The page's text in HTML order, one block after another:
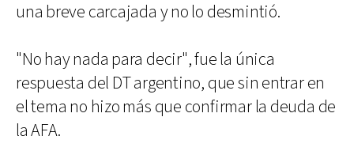
una breve carcajada y no lo desmintió.
"No hay nada para decir", fue la única
respuesta del DT argentino, que sin entrar en
el tema no hizo más que confirmar la deuda de
la AFA.